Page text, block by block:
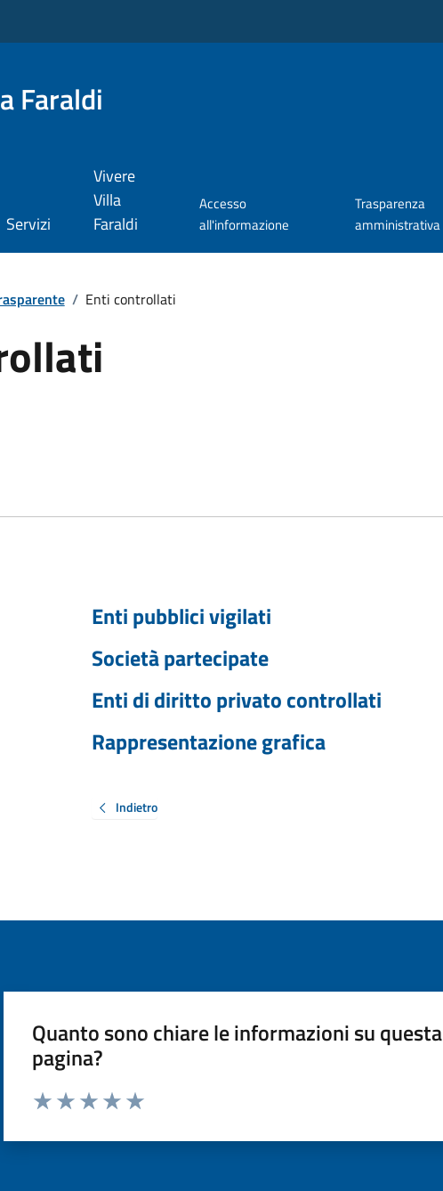
Faraldi
Servizi
Vivere
Villa
Faraldi
Accesso
all'informazione
Trasparenza
amministrativa
/ Enti controllati
Enti pubblici vigilati
Società partecipate
Enti di diritto privato controllati
Rappresentazione grafica
Indietro
Quanto sono chiare le informazioni su questa
pagina?
Valuta da 1 a 5 stelle la pagina